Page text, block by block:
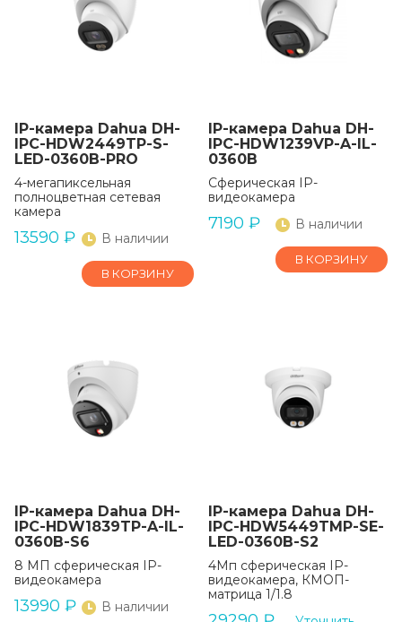
IP-камера Dahua DH-
IPC-HDW2449TP-S-
LED-0360B-PRO
4-мегапиксельная
полноцветная сетевая
камера
13590 ₽ В наличии
В КОРЗИНУ
IP-камера Dahua DH-
IPC-HDW1239VP-A-IL-
0360B
Сферическая IP-
видеокамера
7190 ₽ В наличии
В КОРЗИНУ
IP-камера Dahua DH-
IPC-HDW1839TP-A-IL-
0360B-S6
8 МП сферическая IP-
видеокамера
13990 ₽ В наличии
IP-камера Dahua DH-
IPC-HDW5449TMP-SE-
LED-0360B-S2
4Мп сферическая IP-
видеокамера, КМОП-
матрица 1/1.8